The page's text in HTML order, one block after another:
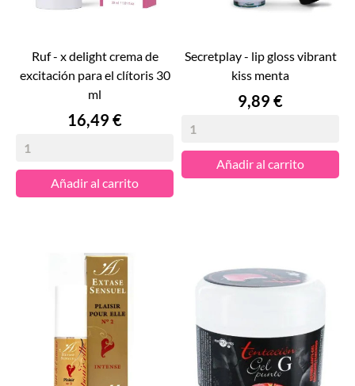
ruf - x delight crema de
excitación para el clítoris 30
ml
Precio
16,49 €
Añadir al carrito
secretplay - lip gloss vibrant
kiss menta
Precio
9,89 €
Añadir al carrito